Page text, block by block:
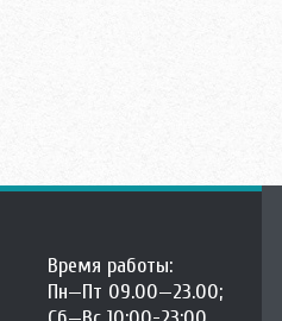
Время работы:
Пн—Пт 09.00—23.00;